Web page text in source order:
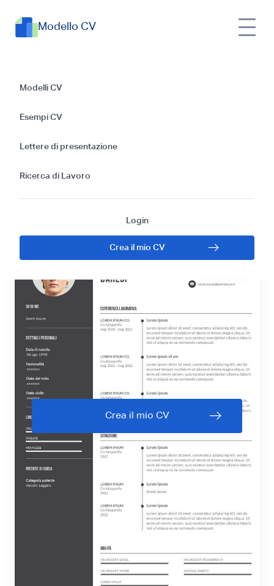
Modello CV
Modelli CV
Esempi CV
Lettere di presentazione
Ricerca di Lavoro
Login
Crea il mio CV
Guida alla Creazione
di un CV Efficace
per un Analista della
Sicurezza
Crea il mio CV